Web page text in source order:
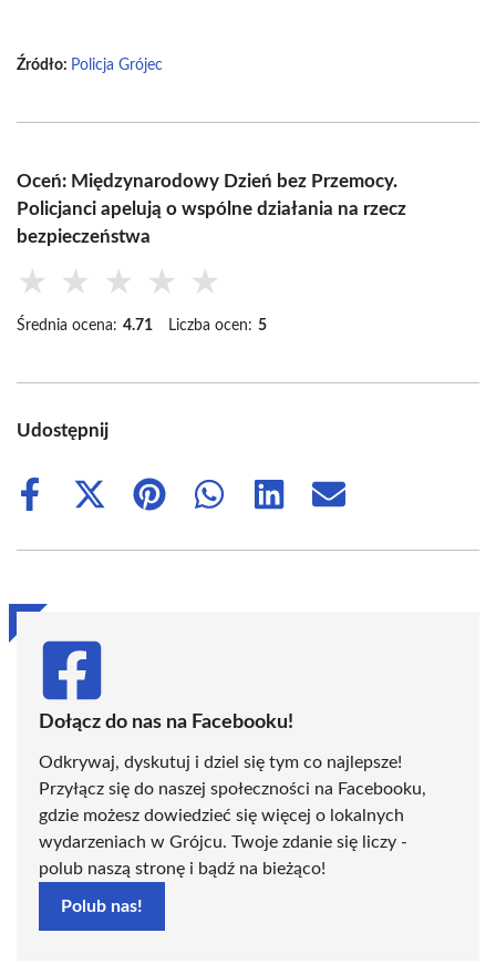
Źródło: Policja Grójec
Oceń: Międzynarodowy Dzień bez Przemocy.
Policjanci apelują o wspólne działania na rzecz
bezpieczeństwa
★ ★ ★ ★ ★
Średnia ocena: 4.71 Liczba ocen: 5
Udostępnij
Share
Share
(Twitter)
Share
Share
Share
Share
Dołącz do nas na Facebooku!
Odkrywaj, dyskutuj i dziel się tym co najlepsze!
Przyłącz się do naszej społeczności na Facebooku,
gdzie możesz dowiedzieć się więcej o lokalnych
wydarzeniach w Grójcu. Twoje zdanie się liczy -
polub naszą stronę i bądź na bieżąco!
Polub nas!